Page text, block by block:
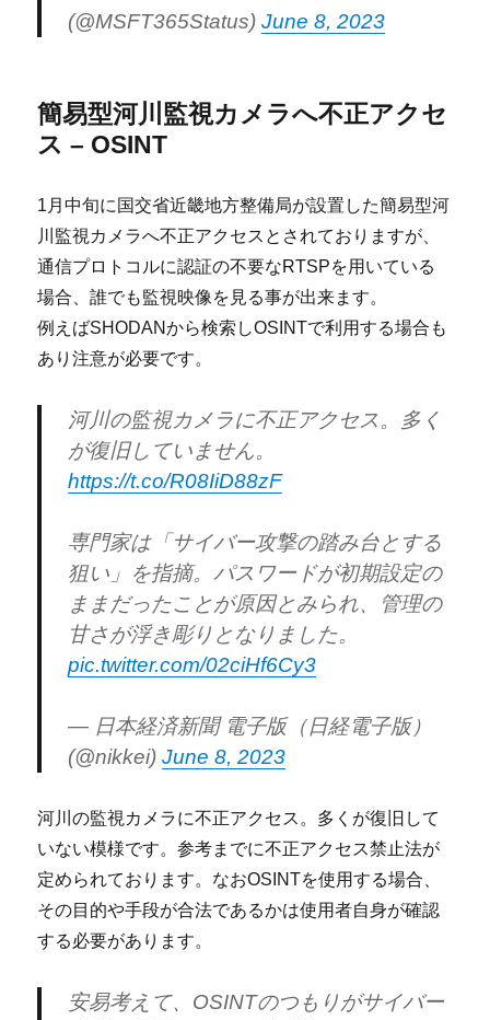
(@MSFT365Status)June 8, 2023
簡易型河川監視カメラへ不正アクセ
ス – OSINT
1月中旬に国交省近畿地方整備局が設置した簡易型河
川監視カメラへ不正アクセスとされておりますが、
通信プロトコルに認証の不要なRTSPを用いている
場合、誰でも監視映像を見る事が出来ます。
例えばSHODANから検索しOSINTで利用する場合も
あり注意が必要です。
河川の監視カメラに不正アクセス。多く
が復旧していません。
https://t.co/R08IiD88zF
専門家は「サイバー攻撃の踏み台とする
狙い」を指摘。パスワードが初期設定の
ままだったことが原因とみられ、管理の
甘さが浮き彫りとなりました。
pic.twitter.com/02ciHf6Cy3
— 日本経済新聞 電子版（日経電子版）
(@nikkei)June 8, 2023
河川の監視カメラに不正アクセス。多くが復旧して
いない模様です。参考までに不正アクセス禁止法が
定められております。なおOSINTを使用する場合、
その目的や手段が合法であるかは使用者自身が確認
する必要があります。
安易考えて、OSINTのつもりがサイバー